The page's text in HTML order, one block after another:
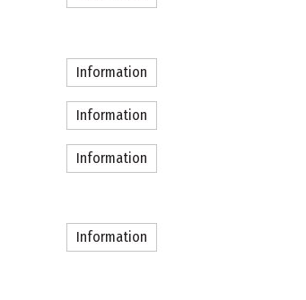
Information
Information
Information
Information